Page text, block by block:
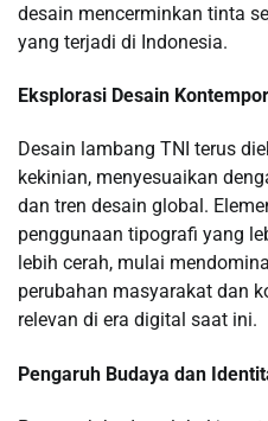
desain mencerminkan tinta
yang terjadi di Indonesia.
Eksplorasi Desain
Desain lambang TNI terus
kekinian, menyesuaikan
dan tren desain global.
penggunaan tipografi yang
lebih cerah, mulai
perubahan masyarakat dan
relevan di era digital saat ini.
Pengaruh Budaya dan